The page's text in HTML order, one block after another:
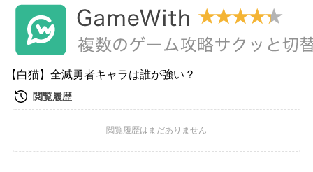
【白猫】全滅勇者キャラは誰が強い？